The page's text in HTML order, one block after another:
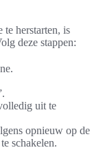
te herstarten, is
deze stappen:
uit te
opnieuw op de
schakelen.